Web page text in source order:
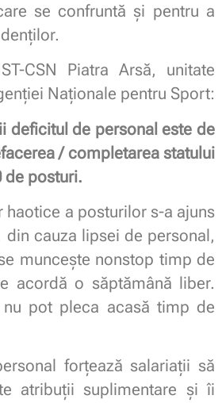
se confruntă și pentru a
CSN Piatra Arsă, unitate
Naționale pentru Sport:
deficitul de personal este de
/ completarea statului
de posturi.
haotice a posturilor s-a ajuns
cauza lipsei de personal,
muncește nonstop timp de
acordă o săptămână liber.
pot pleca acasă timp de
forțează salariații să
atribuții suplimentare și îi